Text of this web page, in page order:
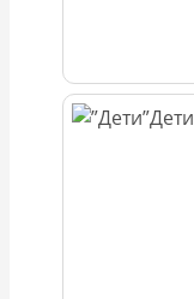
Дети